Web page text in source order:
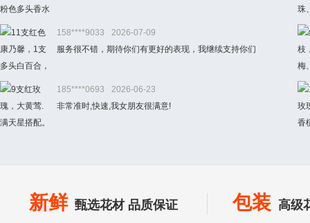
158****9033
2026-07-09
服务很不错，期待你们有更好的表现，我继续支持你们
185****0693
2026-06-23
非常准时,快速,我女朋友很满意!
新鲜 甄选花材 品质保证 包装 高级